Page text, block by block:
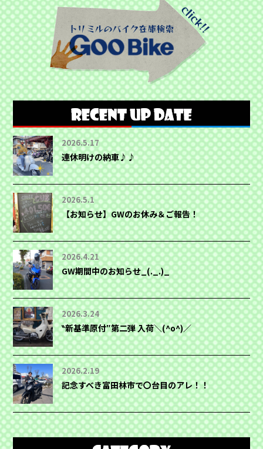
2026.5.17
連休明けの納車♪♪
2026.5.1
【お知らせ】GWのお休み＆ご報告！
2026.4.21
GW期間中のお知らせ_(._.)_
2026.3.24
‶新基準原付″第二弾 入荷＼(^o^)／
2026.2.19
記念すべき富田林市で〇台目のアレ！！